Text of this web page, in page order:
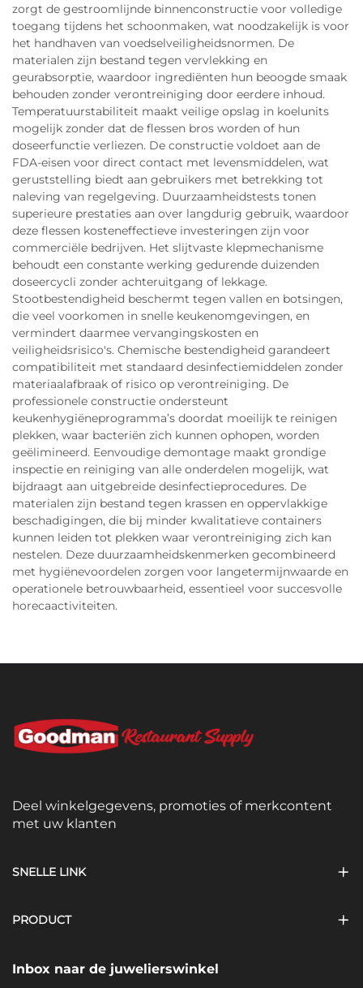
zorgt de gestroomlijnde binnenconstructie voor volledige
toegang tijdens het schoonmaken, wat noodzakelijk is voor
het handhaven van voedselveiligheidsnormen. De
materialen zijn bestand tegen vervlekking en
geurabsorptie, waardoor ingrediënten hun beoogde smaak
behouden zonder verontreiniging door eerdere inhoud.
Temperatuurstabiliteit maakt veilige opslag in koelunits
mogelijk zonder dat de flessen bros worden of hun
doseerfunctie verliezen. De constructie voldoet aan de
FDA-eisen voor direct contact met levensmiddelen, wat
geruststelling biedt aan gebruikers met betrekking tot
naleving van regelgeving. Duurzaamheidstests tonen
superieure prestaties aan over langdurig gebruik, waardoor
deze flessen kosteneffectieve investeringen zijn voor
commerciële bedrijven. Het slijtvaste klepmechanisme
behoudt een constante werking gedurende duizenden
doseercycli zonder achteruitgang of lekkage.
Stootbestendigheid beschermt tegen vallen en botsingen,
die veel voorkomen in snelle keukenomgevingen, en
vermindert daarmee vervangingskosten en
veiligheidsrisico's. Chemische bestendigheid garandeert
compatibiliteit met standaard desinfectiemiddelen zonder
materiaalafbraak of risico op verontreiniging. De
professionele constructie ondersteunt
keukenhygiëneprogramma’s doordat moeilijk te reinigen
plekken, waar bacteriën zich kunnen ophopen, worden
geëlimineerd. Eenvoudige demontage maakt grondige
inspectie en reiniging van alle onderdelen mogelijk, wat
bijdraagt aan uitgebreide desinfectieprocedures. De
materialen zijn bestand tegen krassen en oppervlakkige
beschadigingen, die bij minder kwalitatieve containers
kunnen leiden tot plekken waar verontreiniging zich kan
nestelen. Deze duurzaamheidskenmerken gecombineerd
met hygiënevoordelen zorgen voor langetermijnwaarde en
operationele betrouwbaarheid, essentieel voor succesvolle
horecaactiviteiten.
Deel winkelgegevens, promoties of merkcontent
met uw klanten
SNELLE LINK
PRODUCT
Inbox naar de juwelierswinkel